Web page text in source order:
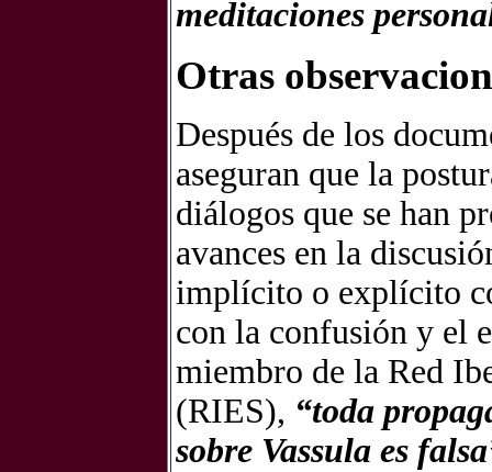
meditaciones
Otras
Después de los
aseguran que la
diálogos que se han
avances en la
implícito o explícito
con la confusión y el
miembro de la Red
(RIES), “toda
sobre Vassula es